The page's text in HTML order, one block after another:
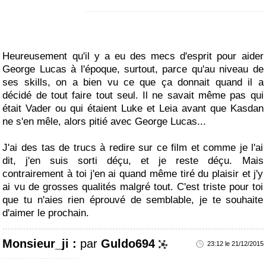
Heureusement qu'il y a eu des mecs d'esprit pour aider
George Lucas à l'époque, surtout, parce qu'au niveau de
ses skills, on a bien vu ce que ça donnait quand il a
décidé de tout faire tout seul. Il ne savait même pas qui
était Vader ou qui étaient Luke et Leia avant que Kasdan
ne s'en mêle, alors pitié avec George Lucas...
J'ai des tas de trucs à redire sur ce film et comme je l'ai
dit, j'en suis sorti déçu, et je reste déçu. Mais
contrairement à toi j'en ai quand même tiré du plaisir et j'y
ai vu de grosses qualités malgré tout. C'est triste pour toi
que tu n'aies rien éprouvé de semblable, je te souhaite
d'aimer le prochain.
Monsieur_ji : parGuldo694 23:12 le 21/12/2015